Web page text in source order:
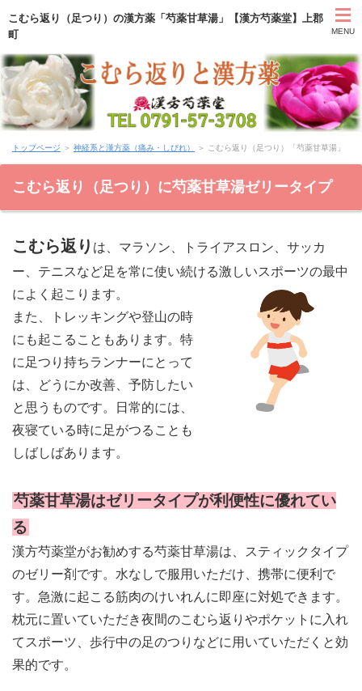
こむら返り（足つり）の漢方薬「芍薬甘草湯」【漢方芍薬堂】上郡
町
MENU
HOME
カウンセリング
アクセス
お問い合わせ
上郡日記ブログ
トップページ ＞ 神経系と漢方薬（痛み・しびれ） ＞ こむら返り（足つり）「芍薬甘草湯」
こむら返り（足つり）に芍薬甘草湯ゼリータイプ
こむら返り は、マラソン、トライアスロン、サッカ
ー、テニスなど足を常に使い続ける激しいスポーツの最中
によく起こります。
また、トレッキングや登山の時
にも起こることもあります。特
に足つり持ちランナーにとって
は、どうにか改善、予防したい
と思うものです。日常的には、
夜寝ている時に足がつることも
しばしばあります。
芍薬甘草湯はゼリータイプが利便性に優れてい
る
漢方芍薬堂がお勧めする芍薬甘草湯は、スティックタイプ
のゼリー剤です。水なしで服用いただけ、携帯に便利で
す。急激に起こる筋肉のけいれんに即座に対処できます。
枕元に置いていただき夜間のこむら返りやポケットに入れ
てスポーツ、歩行中の足のつりなどに用いていただくと効
果的です。